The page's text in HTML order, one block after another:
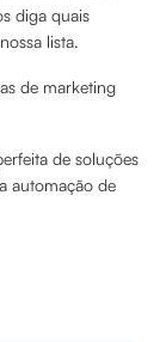
diga quais
lista.
de marketing
de soluções
automação de